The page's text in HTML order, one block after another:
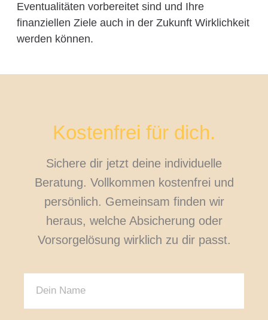
Eventualitäten vorbereitet sind und Ihre
finanziellen Ziele auch in der Zukunft Wirklichkeit
werden können.
Kostenfrei für dich.
Sichere dir jetzt deine individuelle
Beratung. Vollkommen kostenfrei und
persönlich. Gemeinsam finden wir
heraus, welche Absicherung oder
Vorsorgelösung wirklich zu dir passt.